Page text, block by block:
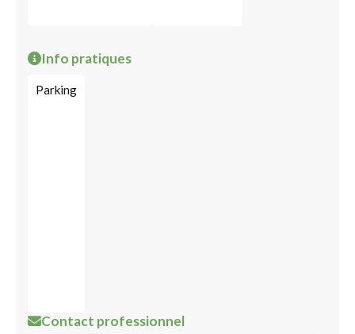
Info pratiques
Parking
Contact professionnel